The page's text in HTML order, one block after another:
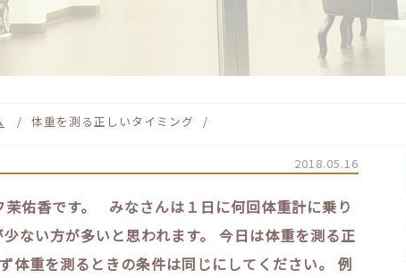
体重を測る正しいタイミング
2018.05.16
佑香です。
みなさんは１日に何回体重計に乗り
ない方が多いと思われます。
今日は体重を測る正
体重を測るときの条件は同じにしてください。
例